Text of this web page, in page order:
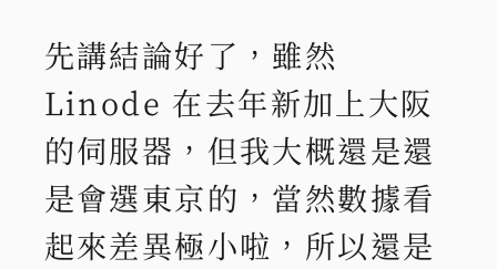
先講結論好了，雖然
Linode 在去年新加上大阪
的伺服器，但我大概還是還
是會選東京的，當然數據看
起來差異極小啦，所以還是